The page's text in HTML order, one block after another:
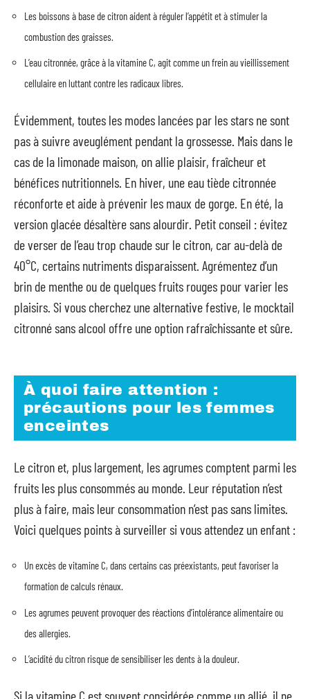
Les boissons à base de citron aident à réguler l’appétit et à stimuler la
combustion des graisses.
L’eau citronnée, grâce à la vitamine C, agit comme un frein au vieillissement
cellulaire en luttant contre les radicaux libres.
Évidemment, toutes les modes lancées par les stars ne sont
pas à suivre aveuglément pendant la grossesse. Mais dans le
cas de la limonade maison, on allie plaisir, fraîcheur et
bénéfices nutritionnels. En hiver, une eau tiède citronnée
réconforte et aide à prévenir les maux de gorge. En été, la
version glacée désaltère sans alourdir. Petit conseil : évitez
de verser de l’eau trop chaude sur le citron, car au-delà de
40°C, certains nutriments disparaissent. Agrémentez d’un
brin de menthe ou de quelques fruits rouges pour varier les
plaisirs. Si vous cherchez une alternative festive, le mocktail
citronné sans alcool offre une option rafraîchissante et sûre.
À quoi faire attention :
précautions pour les femmes
enceintes
Le citron et, plus largement, les agrumes comptent parmi les
fruits les plus consommés au monde. Leur réputation n’est
plus à faire, mais leur consommation n’est pas sans limites.
Voici quelques points à surveiller si vous attendez un enfant :
Un excès de vitamine C, dans certains cas préexistants, peut favoriser la
formation de calculs rénaux.
Les agrumes peuvent provoquer des réactions d’intolérance alimentaire ou
des allergies.
L’acidité du citron risque de sensibiliser les dents à la douleur.
Si la vitamine C est souvent considérée comme un allié, il ne